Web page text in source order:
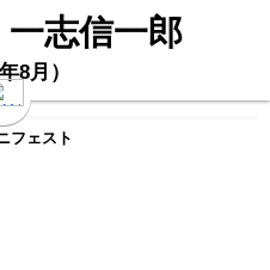
一志信一郎
8月）
フェスト